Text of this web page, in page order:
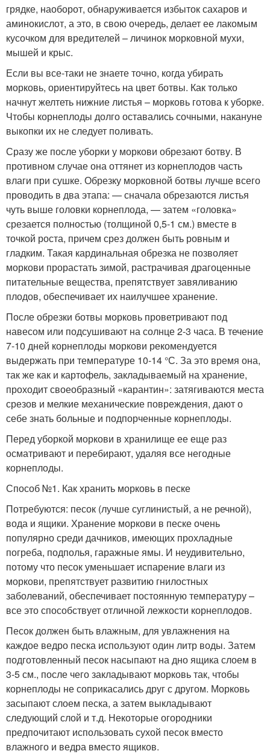
грядке, наоборот, обнаруживается избыток сахаров и
аминокислот, а это, в свою очередь, делает ее лакомым
кусочком для вредителей – личинок морковной мухи,
мышей и крыс.
Если вы все-таки не знаете точно, когда убирать
морковь, ориентируйтесь на цвет ботвы. Как только
начнут желтеть нижние листья – морковь готова к уборке.
Чтобы корнеплоды долго оставались сочными, накануне
выкопки их не следует поливать.
Сразу же после уборки у моркови обрезают ботву. В
противном случае она оттянет из корнеплодов часть
влаги при сушке. Обрезку морковной ботвы лучше всего
проводить в два этапа: — сначала обрезаются листья
чуть выше головки корнеплода, — затем «головка»
срезается полностью (толщиной 0,5-1 см.) вместе в
точкой роста, причем срез должен быть ровным и
гладким. Такая кардинальная обрезка не позволяет
моркови прорастать зимой, растрачивая драгоценные
питательные вещества, препятствует завяливанию
плодов, обеспечивает их наилучшее хранение.
После обрезки ботвы морковь проветривают под
навесом или подсушивают на солнце 2-3 часа. В течение
7-10 дней корнеплоды моркови рекомендуется
выдержать при температуре 10-14 °С. За это время она,
так же как и картофель, закладываемый на хранение,
проходит своеобразный «карантин»: затягиваются места
срезов и мелкие механические повреждения, дают о
себе знать больные и подпорченные корнеплоды.
Перед уборкой моркови в хранилище ее еще раз
осматривают и перебирают, удаляя все негодные
корнеплоды.
Способ №1. Как хранить морковь в песке
Потребуются: песок (лучше суглинистый, а не речной),
вода и ящики. Хранение моркови в песке очень
популярно среди дачников, имеющих прохладные
погреба, подполья, гаражные ямы. И неудивительно,
потому что песок уменьшает испарение влаги из
моркови, препятствует развитию гнилостных
заболеваний, обеспечивает постоянную температуру –
все это способствует отличной лежкости корнеплодов.
Песок должен быть влажным, для увлажнения на
каждое ведро песка используют один литр воды. Затем
подготовленный песок насыпают на дно ящика слоем в
3-5 см., после чего закладывают морковь так, чтобы
корнеплоды не соприкасались друг с другом. Морковь
засыпают слоем песка, а затем выкладывают
следующий слой и т.д. Некоторые огородники
предпочитают использовать сухой песок вместо
влажного и ведра вместо ящиков.